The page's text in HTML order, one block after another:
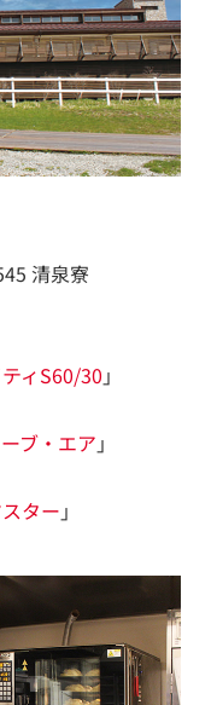
清泉寮
ィS60/30 」
ブ・エア 」
ター 」